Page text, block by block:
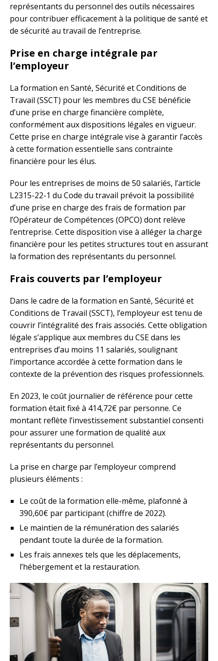
représentants du personnel des outils nécessaires
pour contribuer efficacement à la politique de santé et
de sécurité au travail de l’entreprise.
Prise en charge intégrale par
l’employeur
La formation en Santé, Sécurité et Conditions de
Travail (SSCT) pour les membres du CSE bénéficie
d’une prise en charge financière complète,
conformément aux dispositions légales en vigueur.
Cette prise en charge intégrale vise à garantir l’accès
à cette formation essentielle sans contrainte
financière pour les élus.
Pour les entreprises de moins de 50 salariés, l’article
L2315-22-1 du Code du travail prévoit la possibilité
d’une prise en charge des frais de formation par
l’Opérateur de Compétences (OPCO) dont relève
l’entreprise. Cette disposition vise à alléger la charge
financière pour les petites structures tout en assurant
la formation des représentants du personnel.
Frais couverts par l’employeur
Dans le cadre de la formation en Santé, Sécurité et
Conditions de Travail (SSCT), l’employeur est tenu de
couvrir l’intégralité des frais associés. Cette obligation
légale s’applique aux membres du CSE dans les
entreprises d’au moins 11 salariés, soulignant
l’importance accordée à cette formation dans le
contexte de la prévention des risques professionnels.
En 2023, le coût journalier de référence pour cette
formation était fixé à 414,72€ par personne. Ce
montant reflète l’investissement substantiel consenti
pour assurer une formation de qualité aux
représentants du personnel.
La prise en charge par l’employeur comprend
plusieurs éléments :
Le coût de la formation elle-même, plafonné à
390,60€ par participant (chiffre de 2022).
Le maintien de la rémunération des salariés
pendant toute la durée de la formation.
Les frais annexes tels que les déplacements,
l’hébergement et la restauration.